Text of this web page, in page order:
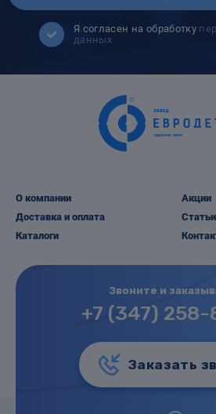
Я согласен на обработку
данных
О компании
Доставка и оплата
Каталоги
Акции
Статьи
Звоните и
+7 (347)
Заказать